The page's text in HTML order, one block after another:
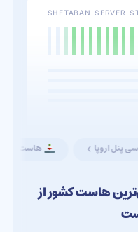
SHETABAN SERVER
پنل اروپا هاست
هاست کشور از